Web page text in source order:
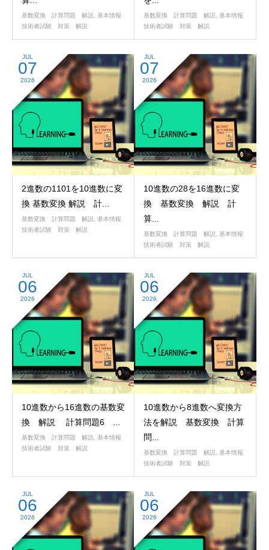
基数変換 計算問題 解説
基本情報
技術者試験 対策 解説
基数変換 計算問題 解説
基本情報
技術者試験 対策 解説
JUL
07
2026
2進数の1101を10進数に変
換 基数変換 解説 計...
基数変換 計算問題 解説
基本情報
技術者試験 対策 解説
JUL
07
2026
10進数の28を16進数に変
換 基数変換 解説 計
算...
基数変換 計算問題 解説
基本情報
技術者試験 対策 解説
JUL
06
2026
10進数から16進数の基数変
換 解説 計算問題6 ...
基数変換 計算問題 解説
基本情報
技術者試験 対策 解説
JUL
06
2026
10進数から8進数へ変換方
法を解説 基数変換 計算
問...
基数変換 計算問題 解説
基本情報
技術者試験 対策 解説
JUL
06
2026
JUL
06
2026